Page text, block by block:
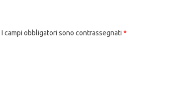
I campi obbligatori sono contrassegnati *